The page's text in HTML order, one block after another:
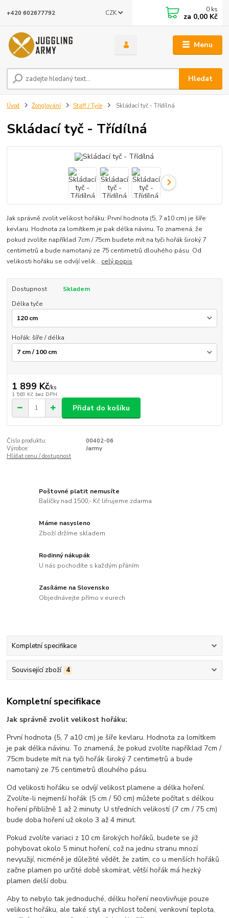
Menu
CZK
Hledat
+420 602677792 0 ks
za 0,00 Kč
Úvod Žonglování Staff / Tyče Skládací tyč - Třídílná
Skládací tyč - Třídílná
Jak správně zvolit velikost hořáku: První hodnota (5, 7 a10 cm) je šíře
kevlaru. Hodnota za lomítkem je pak délka návinu. To znamená, že
pokud zvolíte například 7cm / 75cm budete mít na tyči hořák široký 7
centimetrů a bude namotaný ze 75 centimetrů dlouhého pásu. Od
velikosti hořáku se odvíjí velik... celý popis
Dostupnost
Skladem
Délka tyče
Hořák: šíře / délka
1 899 Kč/ks
1 569 Kč bez DPH
Přidat do košíku
Číslo produktu:
00402-06
Výrobce:
Jarmy
Hlídat cenu / dostupnost
Poštovné platit nemusíte
Balíčky nad 1500,- Kč lifrujeme zdarma
Máme nasysleno
Zboží držíme skladem
Rodinný nákupák
U nás pochodíte s každým přáním
Zasíláme na Slovensko
Objednávejte přímo v eurech
Kompletní specifikace
Související zboží 4
Kompletní specifikace
Jak správně zvolit velikost hořáku:
První hodnota (5, 7 a10 cm) je šíře kevlaru. Hodnota za lomítkem
je pak délka návinu. To znamená, že pokud zvolíte například 7cm /
75cm budete mít na tyči hořák široký 7 centimetrů a bude
namotaný ze 75 centimetrů dlouhého pásu.
Od velikosti hořáku se odvíjí velikost plamene a délka hoření.
Zvolíte-li nejmenší hořák (5 cm / 50 cm) můžete počítat s délkou
hoření přibližně 1 až 2 minuty. U středních velikostí (7 cm / 75 cm)
bude doba hoření už okolo 3 až 4 minut.
Pokud zvolíte variaci z 10 cm širokých hořáků, budete se již
pohybovat okolo 5 minut hoření, což na jednu stranu mnozí
nevyužijí, nicméně je důležité vědět, že zatím, co u menších hořáků
začne plamen po určité době skomírat, větší hořák má hezký
plamen delší dobu.
Aby to nebylo tak jednoduché, délku hoření neovlivňuje pouze
velikost hořáku, ale také styl a rychlost točení, venkovní teplota,